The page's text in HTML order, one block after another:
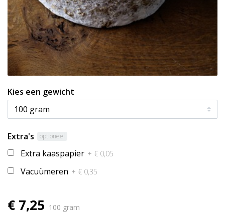
Kies een gewicht
Extra's optioneel
Extra kaaspapier + € 0,05
Vacuümeren + € 0,35
€ 7,25 100 gram